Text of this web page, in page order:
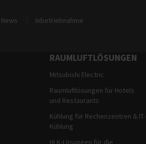
News Inbetriebnahme
RAUMLUFTLÖSUNGEN
Mitsubishi Electric
Raumluftlösungen für Hotels
und Restaurants
Kühlung für Rechenzentren & IT-
Kühlung